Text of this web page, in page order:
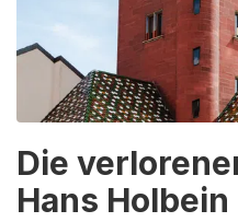
Die
Hans Holbein